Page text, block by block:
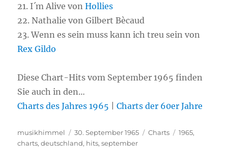
21. I´m Alive vonHollies
22. Nathalie von Gilbert Bècaud
23. Wenn es sein muss kann ich treu sein von
Rex Gildo
Diese Chart-Hits vom September 1965 finden
Sie auch in den…
Charts des Jahres 1965 |Charts der 60er Jahre
Autor
musikhimmel
Veröffentlicht
am
30. September 1965 Kategorien
Charts Schlagwörter
1965,
charts,deutschland, hits,september